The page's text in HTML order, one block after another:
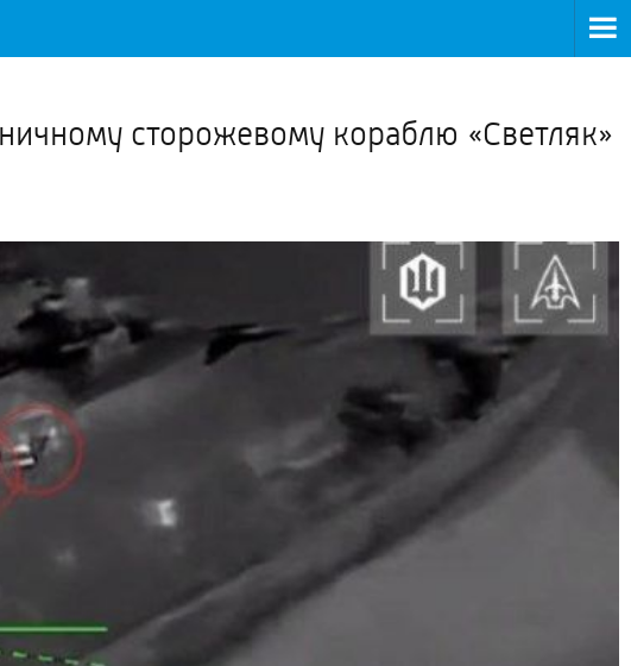
сторожевому кораблю «Светляк»